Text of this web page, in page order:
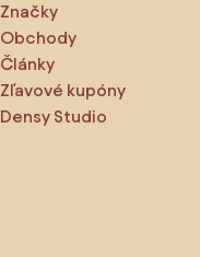
Značky
Obchody
Články
Zľavové kupóny
Densy Studio